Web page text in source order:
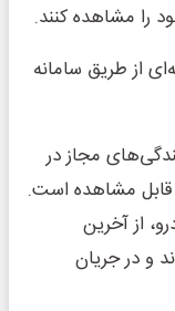
را مشاهده کنند.
از طریق سامانه
مجاز در
مشاهده است.
از آخرین
و در جریان